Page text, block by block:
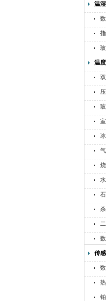
温
温
传